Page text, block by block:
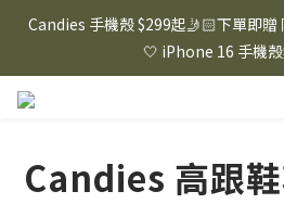
⸜ 8/1-8/31 ⸝  88購物節｜下單滿
滿$3000折$300 (排除Hazuki
Candies 手機殼 $299起🤳🏻下單即
🤍 iPhone 16 手機
⸜ 8/1-8/31 ⸝  88購物節｜下單滿
Candies 高跟